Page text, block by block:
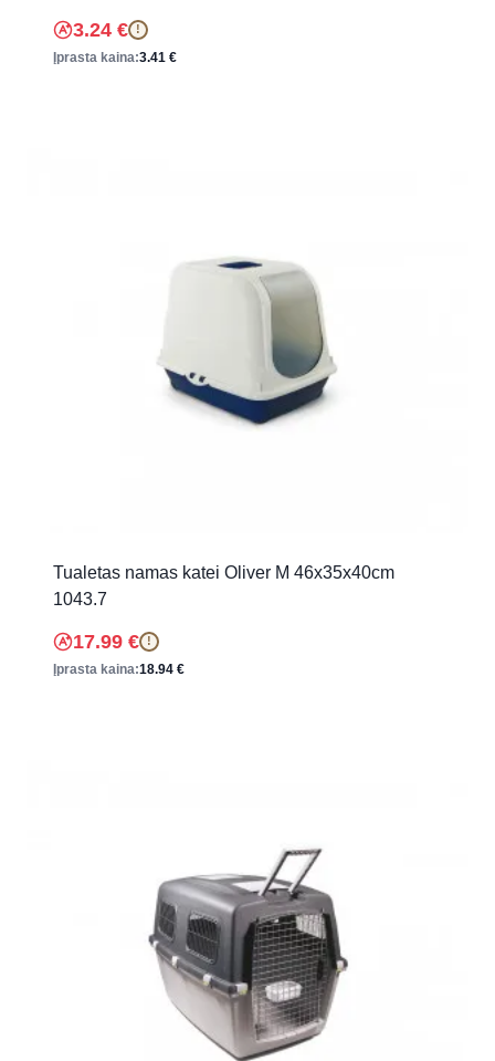
3.24 € !
Įprasta kaina:3.41 €
Tualetas namas katei Oliver M 46x35x40cm
1043.7
17.99 € !
Įprasta kaina:18.94 €